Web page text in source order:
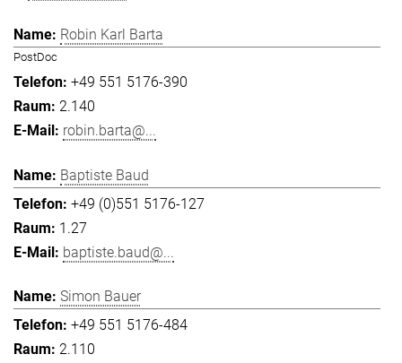
Robin Karl Barta
PostDoc
+49 551 5176-390
2.140
robin.barta@...
Baptiste Baud
+49 (0)551 5176-127
1.27
baptiste.baud@...
Simon Bauer
+49 551 5176-484
2.110